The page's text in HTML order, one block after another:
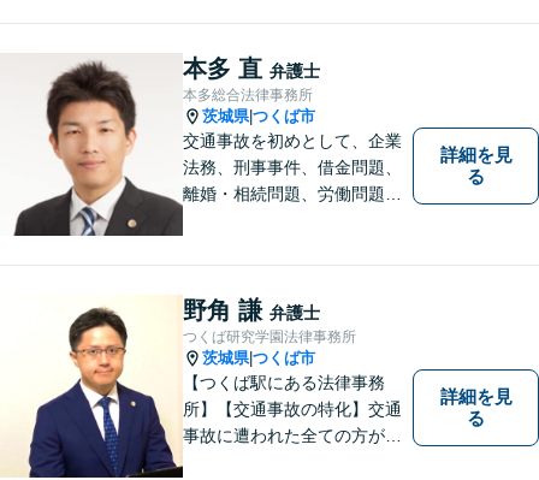
す。また、相続分野では相続
人38名の案件の対応経験がご
ざいます。ぜひ、お気軽にご
相談ください。
本多 直 弁護士
本多総合法律事務所
茨城県|つくば市
交通事故を初めとして、企業
法務、刑事事件、借金問題、
離婚・相続問題、労働問題そ
結果をご提供できるよう、誠
実・迅速・丁寧な事件処理を
心掛けています。
詳細を見
る
野角 謙 弁護士
つくば研究学園法律事務所
茨城県|つくば市
【つくば駅にある法律事務
所】【交通事故の特化】交通
事故に遭われた全ての方が適
詳細を見
る